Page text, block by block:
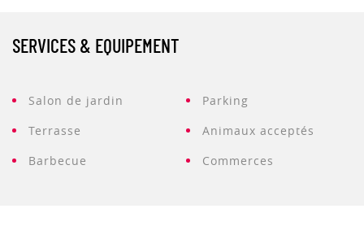
SERVICES & EQUIPEMENT
Salon de jardin
Terrasse
Barbecue
Parking
Animaux acceptés
Commerces